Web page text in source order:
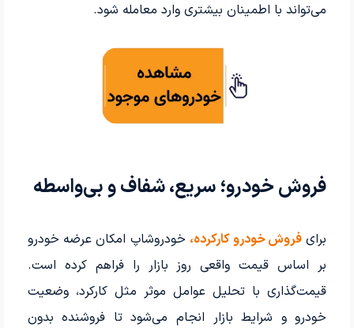
می‌تواند با اطمینان بیشتری وارد معامله شود.
فروش خودرو؛ سریع، شفاف و بی‌واسطه
برایفروش خودرو کارکرده، خودروشاپ امکان عرضه خودرو
بر اساس قیمت واقعی روز بازار را فراهم کرده است.
قیمت‌گذاری با تحلیل عوامل موثر مثل کارکرد، وضعیت
خودرو و شرایط بازار انجام می‌شود تا فروشنده بدون